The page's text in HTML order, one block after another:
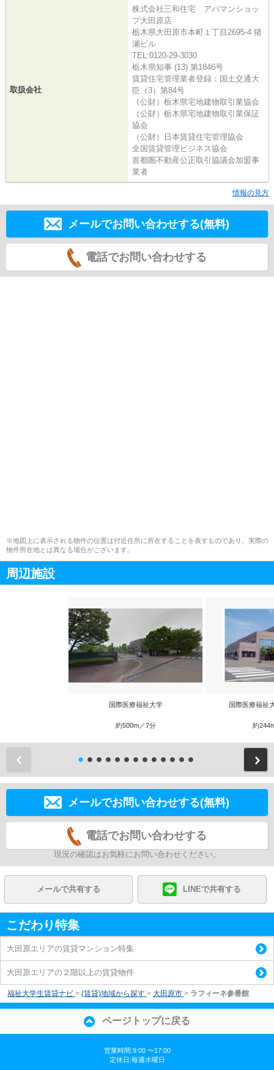
取扱会社
株式会社三和住宅 アパマンショッ
プ大田原店
栃木県大田原市本町１丁目2695-4 猪
瀬ビル
TEL:0120-29-3030
栃木県知事 (13) 第1846号
賃貸住宅管理業者登録：国土交通大
臣（3）第84号
（公財）栃木県宅地建物取引業協会
（公財）栃木県宅地建物取引業保証
協会
（公財）日本賃貸住宅管理協会
全国賃貸管理ビジネス協会
首都圏不動産公正取引協議会加盟事
業者
情報の見方
メールでお問い合わせする(無料)
電話でお問い合わせする
※地図上に表示される物件の位置は付近住所に所在することを表すものであり、実際の
物件所在地とは異なる場合がございます。
周辺施設
国際医療福祉大学
約500m／7分
国際医療福祉
約
メールでお問い合わせする(無料)
電話でお問い合わせする
現況の確認はお気軽にお問い合わせください。
メールで共有する LINEで共有する
こだわり特集
大田原エリアの賃貸マンション特集
大田原エリアの２階以上の賃貸物件
福祉大学生賃貸ナビ > (賃貸)地域から探す > 大田原市 > ラフィーネ参番館
ページトップに戻る
営業時間:9:00 〜17:00
定休日:毎週水曜日